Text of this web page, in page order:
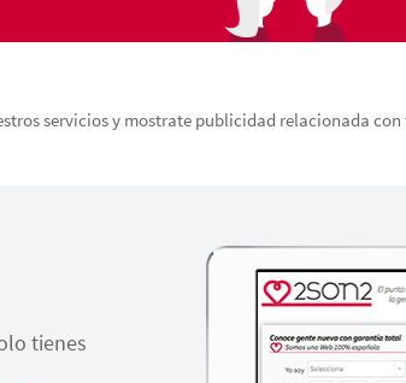
servicios y mostrate publicidad relacionada
tienes